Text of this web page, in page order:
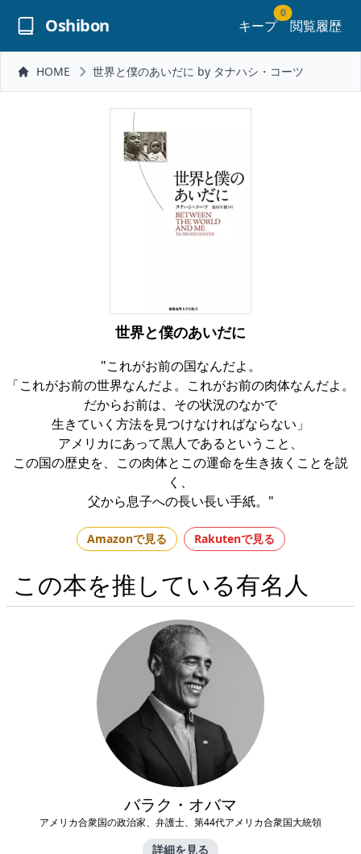
Oshibon キープ
0
閲覧履歴
HOME 世界と僕のあいだに by タナハシ・コーツ
世界と僕のあいだに
"これがお前の国なんだよ。
「これがお前の世界なんだよ。これがお前の肉体なんだよ。
だからお前は、その状況のなかで
生きていく方法を見つけなければならない」
アメリカにあって黒人であるということ、
この国の歴史を、この肉体とこの運命を生き抜くことを説
く、
父から息子への長い長い手紙。"
Amazonで見る Rakutenで見る
この本を推している有名人
バラク・オバマ
アメリカ合衆国の政治家、弁護士、第44代アメリカ合衆国大統領
詳細を見る